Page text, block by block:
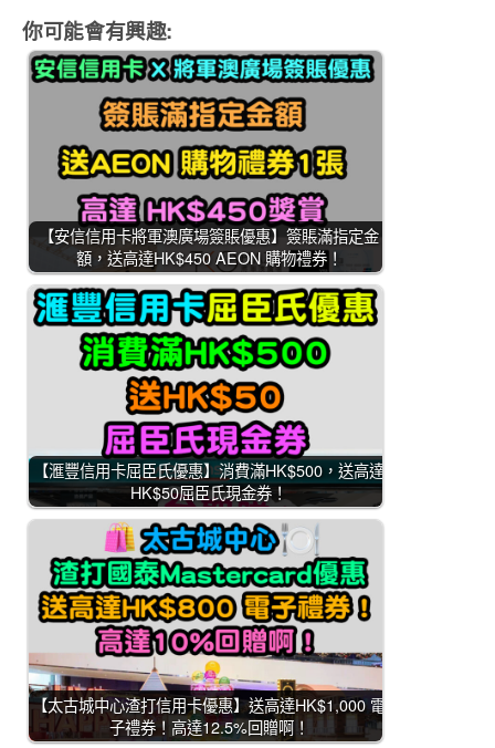
你可能會有興趣:
【安信信用卡將軍澳廣場簽賬優惠】簽賬滿指定金
額，送高達HK$450 AEON 購物禮券！
【滙豐信用卡屈臣氏優惠】消費滿HK$500，送高達
HK$50屈臣氏現金券！
【太古城中心渣打信用卡優惠】送高達HK$1,000 電
子禮券！高達12.5%回贈啊！